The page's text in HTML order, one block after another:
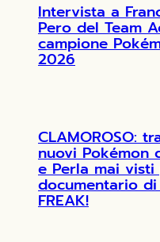
Intervista a
Pero del Team
campione
2026
CLAMOROSO:
nuovi Pokémon
e Perla mai
documentario di
FREAK!